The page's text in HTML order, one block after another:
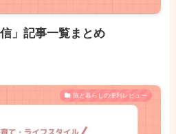
」記事一覧まとめ
旅と暮らしの便利レビュー